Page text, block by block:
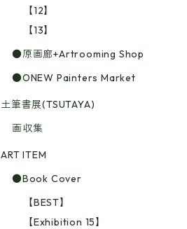
【12】
【13】
●原画廊+Artrooming Shop
●ONEW Painters Market
土筆書展(TSUTAYA)
画収集
ART ITEM
●Book Cover
【BEST】
【Exhibition 15】